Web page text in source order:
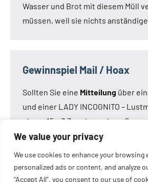
We value your privacy
We use cookies to enhance your browsing
personalized ads or content, and analyze
"Accept All", you consent to our use of
Wasser und Brot mit diesem Müll
müssen, weil sie nichts
Gewinnspiel Mail / Hoax
Sollten Sie eine Mitteilung über
und einer LADY INCOGNITO –
einem 15 x 3,3 cm Loveclone Super
oder was immer den Kameraden
Mail ist eine Fälschung.